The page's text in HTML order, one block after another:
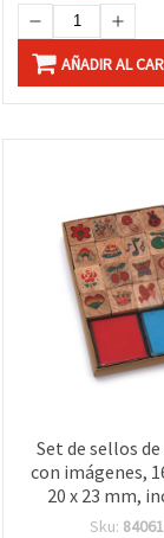
AÑADIR AL
Set de sellos
con imágenes,
20 x 23 mm,
almohadillas de
Sku: